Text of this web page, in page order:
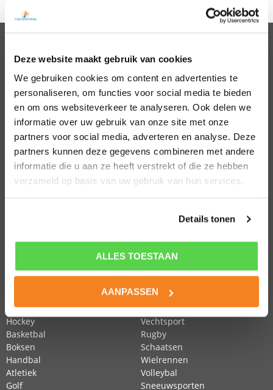
Deze website maakt gebruik van cookies
We gebruiken cookies om content en advertenties te
personaliseren, om functies voor social media te bieden
en om ons websiteverkeer te analyseren. Ook delen we
informatie over uw gebruik van onze site met onze
partners voor social media, adverteren en analyse. Deze
partners kunnen deze gegevens combineren met andere
informatie die u aan ze heeft verstrekt of die ze hebben
verzameld op basis van uw gebruik van hun services.
Details tonen
ALLES TOESTAAN
AANPASSEN
PSYCHOLOGEN
Noord Holland
Zuid Holland
Noord Brabant
Gelderland
Utrecht
Overijssel
Zeeland
Amsterdam
Almere
Hillegom
Den Bosch
Eindhoven
Den Haag
Leiden
Middelburg
Nijmegen
Roosendaal
Rotterdam
POPULAIRE SPORTEN
Paardensport
Hockey
Basketbal
Boksen
Handbal
Atletiek
Golf
Tennis
Turnen
Vechtsport
Rugby
Schaatsen
Wielrennen
Volleybal
Sneeuwsporten